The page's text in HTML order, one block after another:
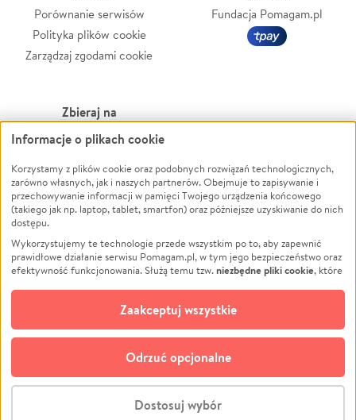
Porównanie serwisów
Polityka plików cookie
Zarządzaj zgodami cookie
Fundacja Pomagam.pl
Zbieraj na
Leczenie
Zwierzęta
Pożar
Ukraina
Pomoc Finansowa
Projekty
Pogrzeb
Społeczność lokalna
Kultura
Powódź
Wichura
NGO
Edukacja
Podróż
Impreza
Ochrona środowiska
Biznes
© CROWDING SP. Z O.O.
Informacje o plikach cookie
Korzystamy z plików cookie oraz podobnych rozwiązań technologicznych,
zarówno własnych, jak i naszych partnerów. Obejmuje to zapisywanie i
przechowywanie informacji w pamięci Twojego urządzenia końcowego
(takiego jak np. laptop, tablet, smartfon) oraz późniejsze uzyskiwanie do nich
dostępu.
Wykorzystujemy te technologie przede wszystkim po to, aby zapewnić
prawidłowe działanie serwisu Pomagam.pl, w tym jego bezpieczeństwo oraz
efektywność funkcjonowania. Służą temu tzw.niezbędne pliki cookie, które
opcjonalnych plików cookie
technologii do celów analitycznych i retargetingowych. Możesz wyrazić
zgodę na ich stosowanie lub jej odmówić. W dowolnym momencie masz
możliwość zmiany swoich preferencji na stronie „Zarządzaj zgodami cookie”,
do której link znajdziesz w stopce serwisu Pomagam.pl. Opcjonalne pliki
cookie wykorzystywane są w następujących celach:
działanie serwisu Pomagam.pl. Dzięki nim możemy zrozumieć, jak
Dostosuj wybór
Odrzuć opcjonalne
Zaakceptuj wszystkie